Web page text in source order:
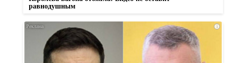
равнодушным
i